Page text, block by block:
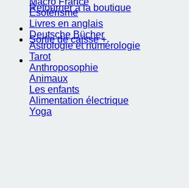
Retourner à la boutique
Sortie de caisse +
Ésotérisme
Livres en anglais
Deutsche Bücher
Astrologie et numérologie
Tarot
Anthroposophie
Animaux
Les enfants
Alimentation électrique
Yoga